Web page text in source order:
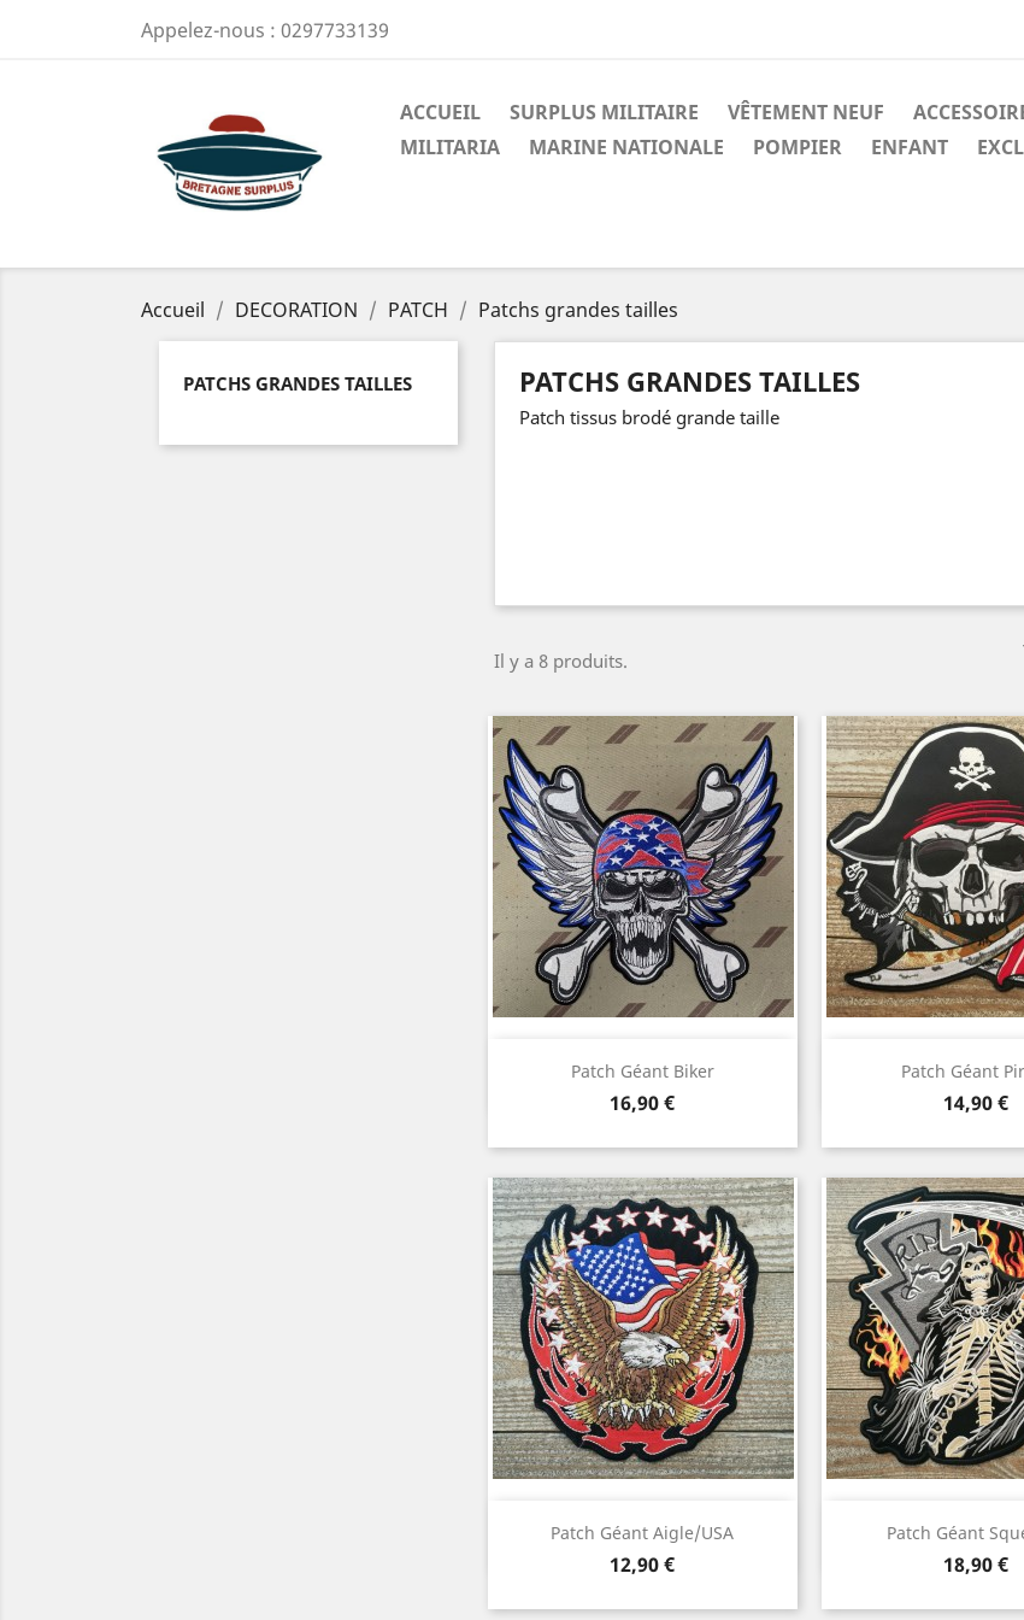
Appelez-nous : 0297733139
ACCUEIL SURPLUS MILITAIRE VÊTEMENT NEUF
MILITARIA
MARINE NATIONALE POMPIER ENFANT
Accueil DECORATION PATCH Patchs grandes tailles
PATCHS GRANDES TAILLES PATCHS GRANDES TAILLES
Patch tissus brodé grande taille
Il y a 8 produits.
Patch Géant Biker
Prix
16,90 €
Aperçu rapide Patch Géant
Prix
14,90 €
Aperçu
Patch Géant Aigle/USA
Prix
12,90 €
Aperçu rapide Patch Géant
Prix
18,90 €
Aperçu